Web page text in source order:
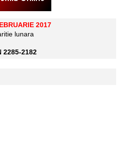
2017
lunara
2285-2182